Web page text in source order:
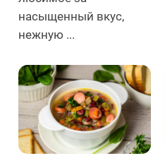
насыщенный вкус,
нежную ...